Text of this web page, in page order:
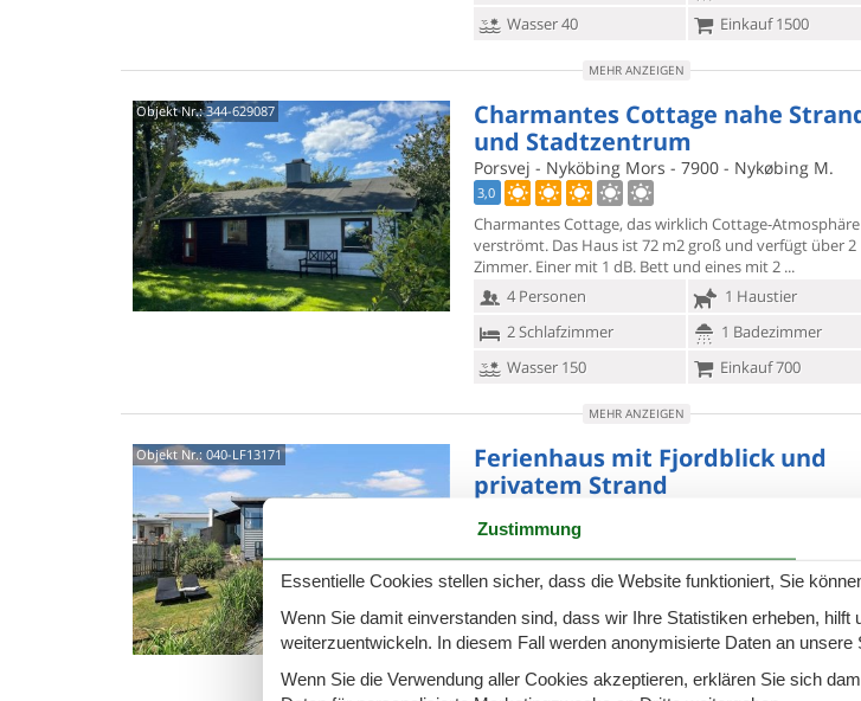
Wasser 40
Einkauf 1500
MEHR ANZEIGEN
Objekt Nr.:344-629087
Charmantes Cottage nahe
und Stadtzentrum
Porsvej - Nyköbing Mors - 7900 - Nykøbing M.
3,0
Charmantes Cottage, das wirklich Cottage-Atmosphäre
verströmt. Das Haus ist 72 m2 groß und verfügt über 2
Zimmer. Einer mit 1 dB. Bett und eines mit 2
4 Personen
1 Haustier
2 Schlafzimmer
1 Badezimmer
Wasser 150
Einkauf 700
MEHR ANZEIGEN
Objekt Nr.: 040-LF13171
Ferienhaus mit Fjordblick und
privatem Strand
5,0
In Nykøbing Mors finden Sie dieses wunderschöne
Ferienhaus mit beeindruckendemPanoramablick
Fjord und direktem Zugang zu einem eigenen privaten
8 Personen
1 Haustier
4 Schlafzimmer
2 Badezimmer
Zustimmung
Essentielle Cookies stellen sicher, dass die Website funktioniert, Sie
Wenn Sie damit einverstanden sind, dass wir Ihre Statistiken erheben,
weiterzuentwickeln. In diesem Fall werden anonymisierte Daten an unsere
Wenn Sie die Verwendung aller Cookies akzeptieren, erklären Sie sich